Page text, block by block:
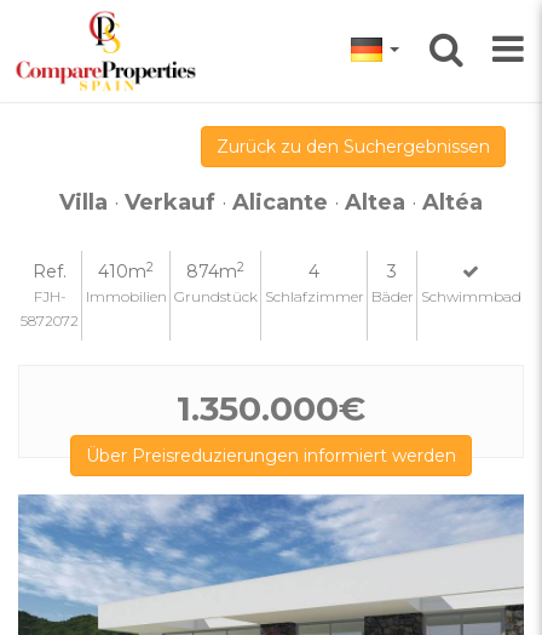
Zurück zu den Suchergebnissen
Villa · Verkauf · Alicante · Altea · Altéa
Ref.
FJH-
5872072
410m2
Immobilien
874m2
Grundstück
4
Schlafzimmer
3
Bäder Schwimmbad
1.350.000€
Über Preisreduzierungen informiert werden